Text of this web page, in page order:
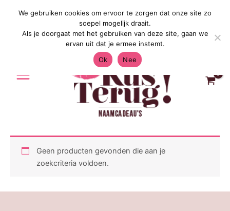
Gratis Verzending in Nederland &
Geen producten gevonden die aan je
zoekcriteria voldoen.
We gebruiken cookies om ervoor te zorgen dat onze site zo
soepel mogelijk draait.
Als je doorgaat met het gebruiken van deze site, gaan we
ervan uit dat je ermee instemt.
Ok
Nee